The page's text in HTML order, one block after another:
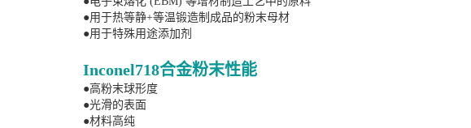
●用于热等静+等温锻造制成品的粉末母材
●用于特殊用途添加剂
Inconel718合金粉末性能
●高粉末球形度
●光滑的表面
●材料高纯